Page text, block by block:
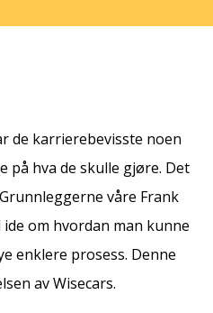
de karrierebevisste noen
hva de skulle gjøre. Det
våre Frank
om hvordan man kunne
enklere prosess. Denne
av Wisecars.